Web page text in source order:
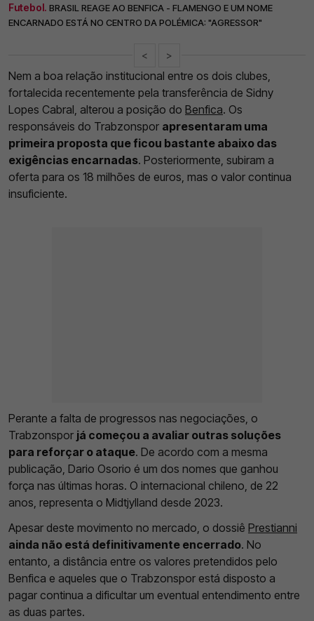
Futebol. BRASIL REAGE AO BENFICA - FLAMENGO E UM NOME
ENCARNADO ESTÁ NO CENTRO DA POLÉMICA: "AGRESSOR"
< >
Nem a boa relação institucional entre os dois clubes,
fortalecida recentemente pela transferência de Sidny
Lopes Cabral, alterou a posição do Benfica. Os
responsáveis do Trabzonspor apresentaram uma
primeira proposta que ficou bastante abaixo das
exigências encarnadas. Posteriormente, subiram a
oferta para os 18 milhões de euros, mas o valor continua
insuficiente.
Perante a falta de progressos nas negociações, o
Trabzonspor já começou a avaliar outras soluções
para reforçar o ataque. De acordo com a mesma
publicação, Dario Osorio é um dos nomes que ganhou
força nas últimas horas. O internacional chileno, de 22
anos, representa o Midtjylland desde 2023.
Apesar deste movimento no mercado, o dossiê Prestianni
ainda não está definitivamente encerrado. No
entanto, a distância entre os valores pretendidos pelo
Benfica e aqueles que o Trabzonspor está disposto a
pagar continua a dificultar um eventual entendimento entre
as duas partes.